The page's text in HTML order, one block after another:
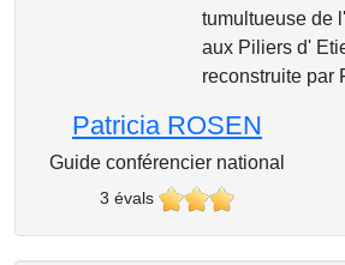
tumultueuse de
aux Piliers d'
reconstruite par
Patricia ROSEN
Guide conférencier national
3 évals